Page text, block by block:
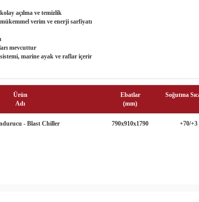
açılma ve temizlik
verim ve enerji sarfiyatı
mevcuttur
marine ayak ve raflar içerir
Ürün
Adı
Ebatlar
(mm)
Soğutma
- Blast Chiller 790x910x1790 +70/+3